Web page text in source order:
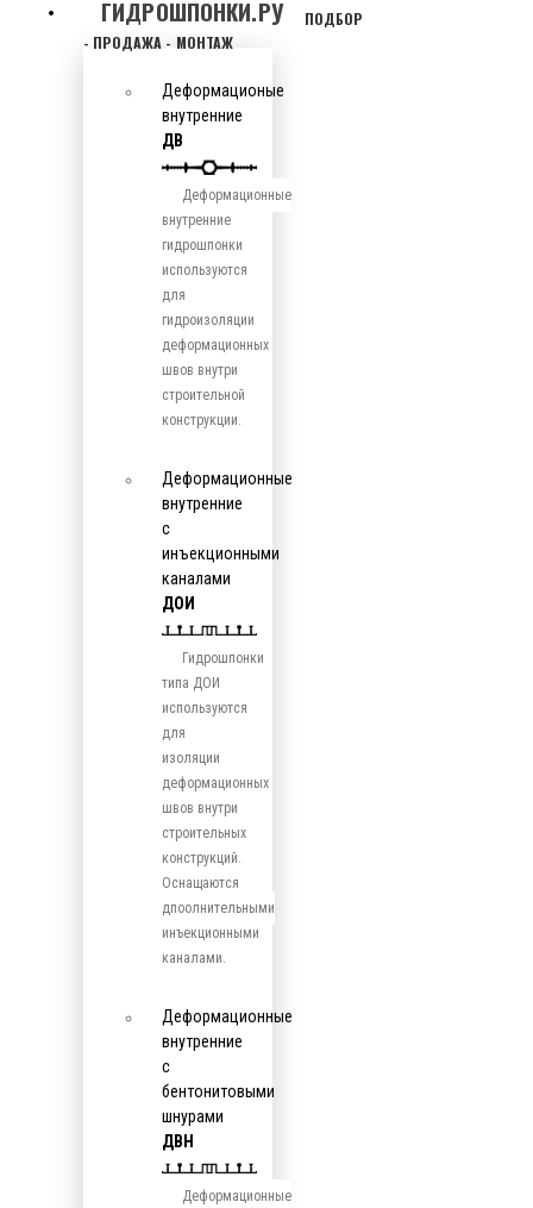
ГИДРОШПОНКИ.РУ
ПОДБОР
- ПРОДАЖА - МОНТАЖ
Деформационые
внутренние
ДВ
Деформационные
внутренние
гидрошпонки
используются
для
гидроизоляции
деформационных
швов внутри
строительной
конструкции.
Деформационные
внутренние
с
инъекционными
каналами
ДОИ
Гидрошпонки
типа ДОИ
используются
для
изоляции
деформационных
швов внутри
строительных
конструкций.
Оснащаются
дпоолнительными
инъекционными
каналами.
Деформационные
внутренние
с
бентонитовыми
шнурами
ДВН
Деформационные